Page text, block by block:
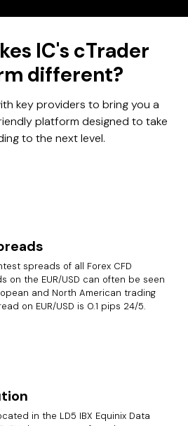
IC's cTrader
different?
key providers to bring you a
platform designed to take
to the next level.
spreads of all Forex CFD
on the EUR/USD can often be seen
and North American trading
on EUR/USD is 0.1 pips 24/5.
in the LD5 IBX Equinix Data